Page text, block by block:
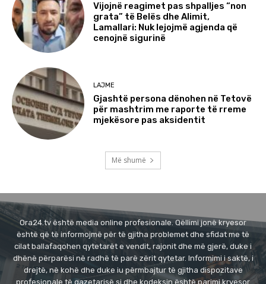
Vijojnë reagimet pas shpalljes “non
grata” të Belës dhe Alimit,
Lamallari: Nuk lejojmë agjenda që
cenojnë sigurinë
LAJME
Gjashtë persona dënohen në Tetovë
për mashtrim me raporte të rreme
mjekësore pas aksidentit
Më shumë
Ora24.tv është media online profesionale. Qëllimi jonë kryesor
është që të informojmë për të gjitha problemet dhe sfidat me të
cilat ballafaqohen qytetarët e vendit, rajonit dhe më gjerë, duke i
dhënë përparësi në radhë të parë zërit qytetar. Informimi i saktë, i
drejtë, në kohë dhe duke iu përmbajtur të gjitha dispozitave
profesionale të gazetarisë si dhe kodeksin është parimi kryesor